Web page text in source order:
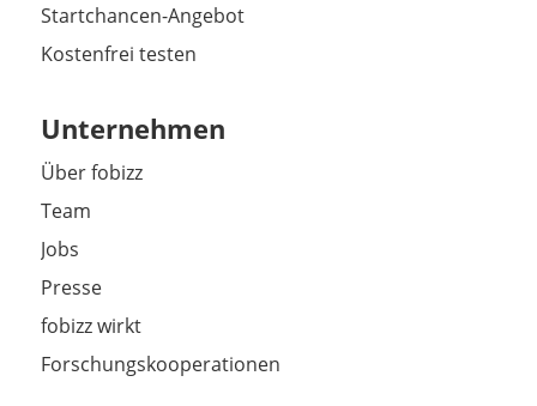
Startchancen-Angebot
Kostenfrei testen
Unternehmen
Über fobizz
Team
Jobs
Presse
fobizz wirkt
Forschungskooperationen